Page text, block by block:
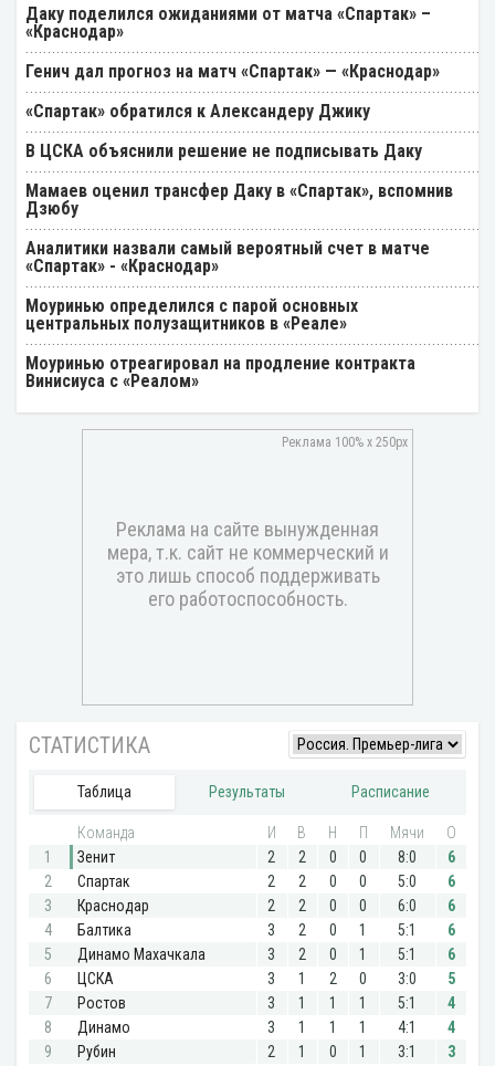
Даку поделился ожиданиями от матча «Спартак» –
«Краснодар»
Генич дал прогноз на матч «Спартак» — «Краснодар»
«Спартак» обратился к Александеру Джику
В ЦСКА объяснили решение не подписывать Даку
Мамаев оценил трансфер Даку в «Спартак», вспомнив
Дзюбу
Аналитики назвали самый вероятный счет в матче
«Спартак» - «Краснодар»
Моуринью определился с парой основных
центральных полузащитников в «Реале»
Моуринью отреагировал на продление контракта
Винисиуса с «Реалом»